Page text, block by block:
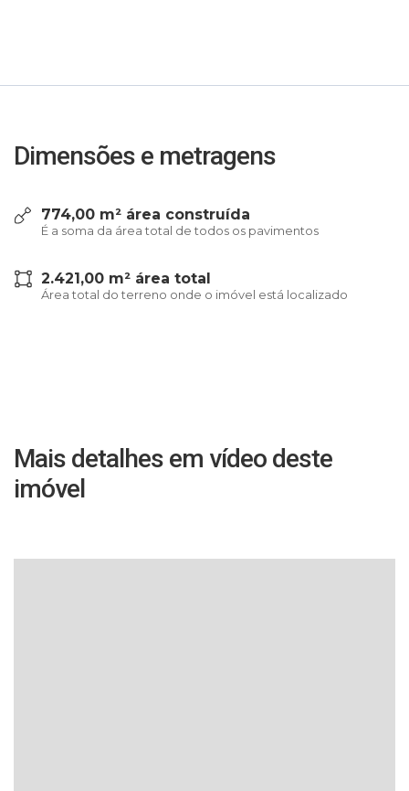
Dimensões e metragens
774,00 m² área construída
É a soma da área total de todos os pavimentos
2.421,00 m² área total
Área total do terreno onde o imóvel está localizado
Mais detalhes em vídeo deste
imóvel